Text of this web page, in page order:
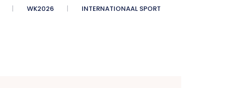
WK2026 INTERNATIONAAL SPORT